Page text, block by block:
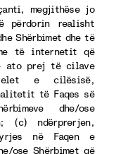
megjithëse jo
përdorin realisht
Shërbimet dhe të
të internetit që
ato prej të cilave
e cilësisë,
të Faqes së
dhe/ose
(c) ndërprerjen,
në Faqen e
ose Shërbimet që